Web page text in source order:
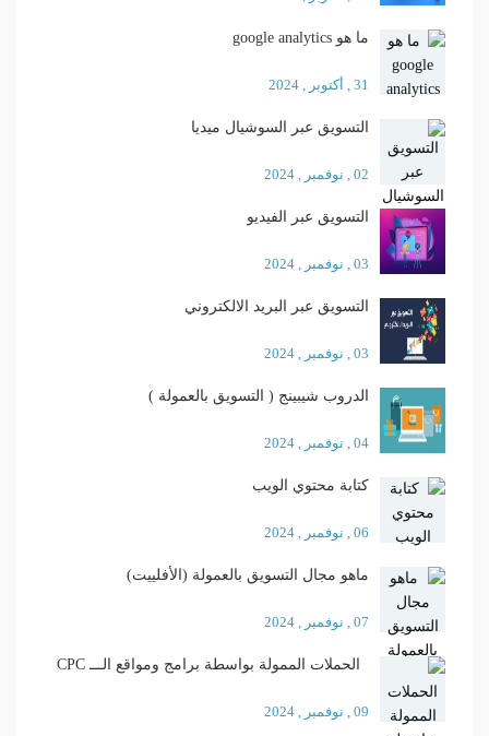
ما هو google analytics
31 , أكتوبر , 2024
التسويق عبر السوشيال ميديا
02 , نوفمبر , 2024
التسويق عبر الفيديو
03 , نوفمبر , 2024
التسويق عبر البريد الالكتروني
03 , نوفمبر , 2024
الدروب شيبينج ( التسويق بالعمولة )
04 , نوفمبر , 2024
كتابة محتوي الويب
06 , نوفمبر , 2024
ماهو مجال التسويق بالعمولة (الأفلييت)
07 , نوفمبر , 2024
الحملات الممولة بواسطة برامج ومواقع الـــ CPC
09 , نوفمبر , 2024